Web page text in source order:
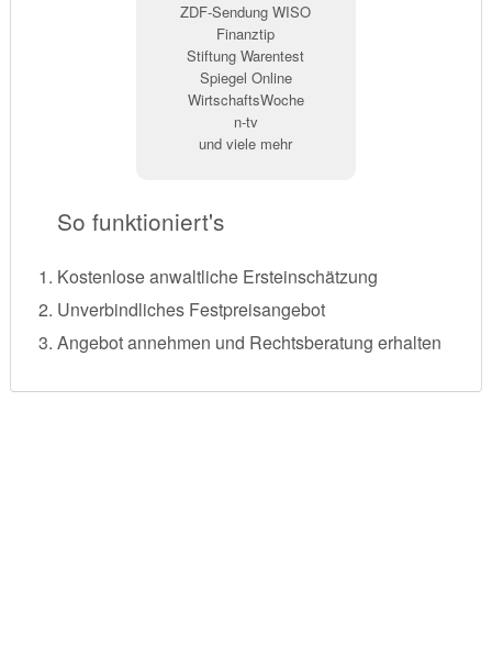
ZDF-Sendung WISO
Finanztip
Stiftung Warentest
Spiegel Online
WirtschaftsWoche
n-tv
und viele mehr
So funktioniert's
Kostenlose anwaltliche Ersteinschätzung
Unverbindliches Festpreisangebot
Angebot annehmen und Rechtsberatung erhalten